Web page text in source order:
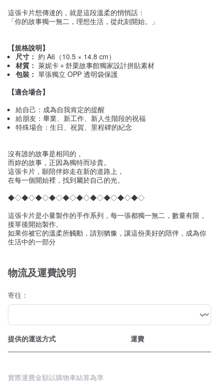
這張卡片想傳達的，就是這段溫柔的悄悄話：
「你的故事獨一無二，理想生活，從此刻開始。」
【規格說明】
尺寸： 約 A6（10.5 × 14.8 cm）
材質： 萊妮卡＋舒栗故事館獨家設計拼貼素材
包裝： 單張獨立 OPP 透明袋保護
【適合場合】
給自己：成為自我肯定的提醒
給朋友：畢業、新工作、新人生階段的祝福
特殊場合：生日、祝賀、里程碑的紀念
沒有誰的故事是相同的，
而妳的故事，正因為獨特而珍貴。
這張卡片，願陪伴妳走在新的道路上，
在每一個開始裡，找到屬於自己的光。
◆◇◆◇◆◇◆◇◆◇◆◇◆◇◆◇◆◇◆◇
這張卡片是小量製作的手作系列，每一張都獨一無二，數量有限，
接單後開始製作。
如果你被它的溫柔所觸動，請別猶豫，讓這份美好的陪伴，成為你
生活中的一部分
物流及運費說明
寄往：
提供的運送方式 運費
實際運費金額以購物車結算為準